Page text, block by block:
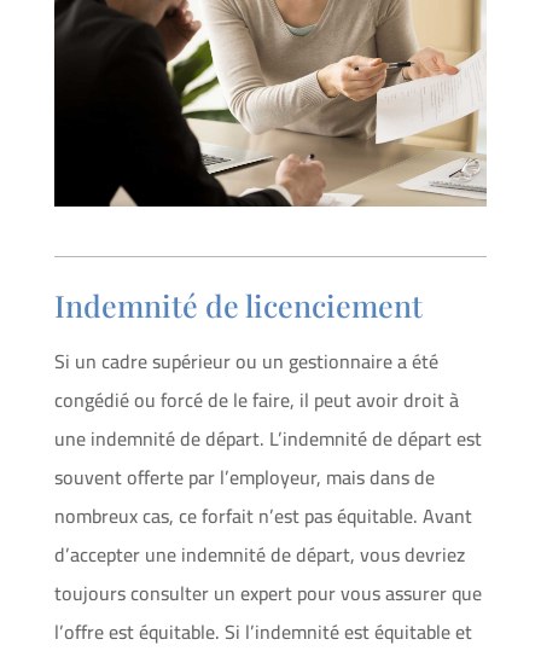
Indemnité de licenciement
Si un cadre supérieur ou un gestionnaire a été
congédié ou forcé de le faire, il peut avoir droit à
une indemnité de départ. L’indemnité de départ est
souvent offerte par l’employeur, mais dans de
nombreux cas, ce forfait n’est pas équitable. Avant
d’accepter une indemnité de départ, vous devriez
toujours consulter un expert pour vous assurer que
l’offre est équitable. Si l’indemnité est équitable et